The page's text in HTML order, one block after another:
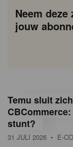
Neem
jouw
o
n
d
Temu sluit
stunt?
31 JULI 2026 • E-